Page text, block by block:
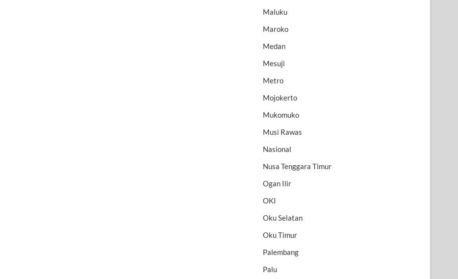
Maluku
Maroko
Medan
Mesuji
Metro
Mojokerto
Mukomuko
Musi Rawas
Nasional
Nusa Tenggara Timur
Ogan Ilir
OKI
Oku Selatan
Oku Timur
Palembang
Palu